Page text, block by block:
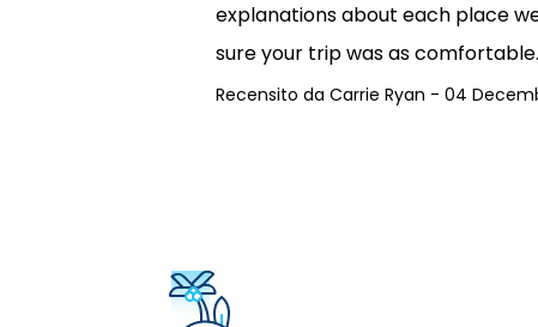
explanations about each place
sure your trip was as
Recensito da Carrie Ryan - 04